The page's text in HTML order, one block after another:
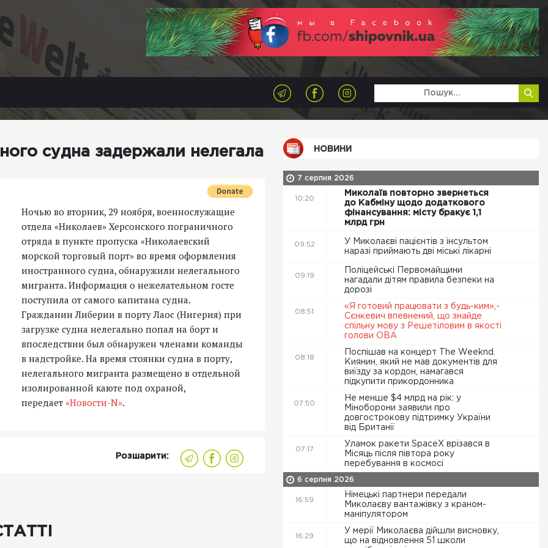
судна задержали нелегала
Ночью во вторник, 29 ноября, военнослужащие
отдела «Николаев» Херсонского пограничного
отряда в пункте пропуска «Николаевский
морской торговый порт» во время оформления
иностранного судна, обнаружили нелегального
мигранта. Информация о нежелательном госте
поступила от самого капитана судна.
Гражданин Либерии в порту Лаос (Нигерия) при
загрузке судна нелегально попал на борт и
впоследствии был обнаружен членами команды
в надстройке. На время стоянки судна в порту,
нелегального мигранта размещено в отдельной
изолированной каюте под охраной,
передает «Новости-N».
Розшарити:
НОВИНИ
7 серпня 2026
10:20
Миколаїв повторно звернеться
до Кабміну щодо додаткового
фінансування: місту бракує 1,1
млрд грн
09:52
У Миколаєві пацієнтів з інсультом
наразі приймають дві міські лікарні
09:19
Поліцейські Первомайщини
нагадали дітям правила безпеки на
дорозі
08:51
«Я готовий працювати з будь-ким»,-
Сєнкевич впевнений, що знайде
спільну мову з Решетіловим в якості
голови ОВА
08:18
Поспішав на концерт The Weeknd.
Киянин, який не мав документів для
виїзду за кордон, намагався
підкупити прикордонника
07:50
Не менше $4 млрд на рік: у
Міноборони заявили про
довгострокову підтримку України
від Британії
07:17
Уламок ракети SpaceX врізався в
Місяць після півтора року
перебування в космосі
6 серпня 2026
16:59
Німецькі партнери передали
Миколаєву вантажівку з краном-
маніпулятором
16:29
У мерії Миколаєва дійшли висновку,
що на відновлення 51 школи